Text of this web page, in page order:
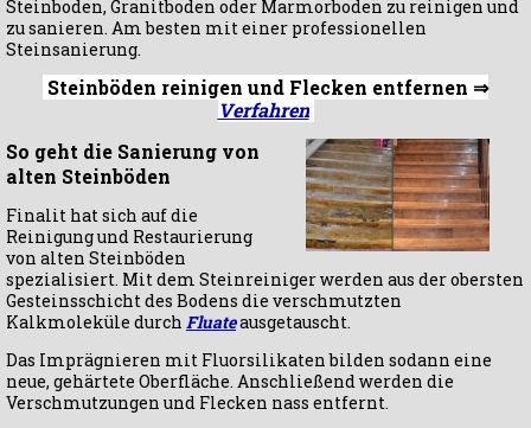
Steinboden, Granitboden oder Marmorboden zu reinigen und
zu sanieren. Am besten mit einer professionellen
Steinsanierung.
Steinböden reinigen und Flecken entfernen ⇒
Verfahren
So geht die Sanierung von
alten Steinböden
Finalit hat sich auf die
Reinigung und Restaurierung
von alten Steinböden
spezialisiert. Mit dem Steinreiniger werden aus der obersten
Gesteinsschicht des Bodens die verschmutzten
Kalkmoleküle durch Fluateausgetauscht.
Das Imprägnieren mit Fluorsilikaten bilden sodann eine
neue, gehärtete Oberfläche. Anschließend werden die
Verschmutzungen und Flecken nass entfernt.